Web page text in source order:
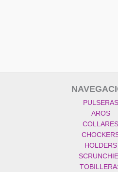
PULSERAS
AROS
COLLARES
HOLDERS